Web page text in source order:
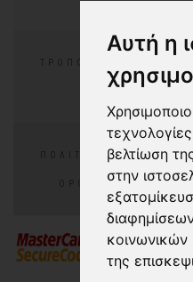
Αυτή η
βελτίωση
στην
της
ΤΡΌΠΟΙ ΠΛΗΡΩΜΉΣ
ΠΟΛΙΤΙΚΉ
ΌΡΟΙ ΧΡΉΣΗΣ